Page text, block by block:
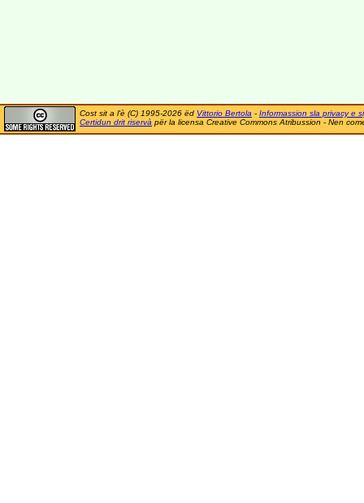
Cost sit a l'è (C) 1995-2026 ëd Vittorio Bertola - Informassion sla privacy e
Certidun drit riservà për la licensa Creative Commons Atribussion - Nen